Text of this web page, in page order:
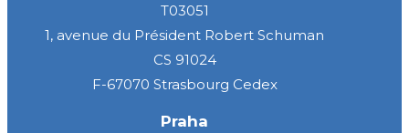
T03051
1, avenue du Président Robert Schuman
CS 91024
F-67070 Strasbourg Cedex
Praha